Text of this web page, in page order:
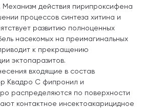
Механизм действия пирипроксифена
процессов синтеза хитина и
развитию полноценных
насекомых на преимагинальных
к прекращению
эктопаразитов.
входящие в состав
Квадро С фипронил и
распределяются по поверхности
контактное инсектоакарицидное